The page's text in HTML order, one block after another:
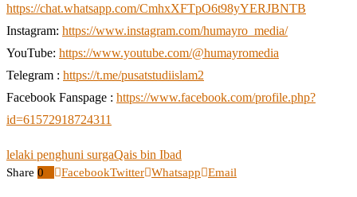
https://chat.whatsapp.com/CmhxXFTpO6t98yYERJBNTB
Instagram: https://www.instagram.com/humayro_media/
YouTube: https://www.youtube.com/@humayromedia
Telegram : https://t.me/pusatstudiislam2
Facebook Fanspage : https://www.facebook.com/profile.php?
id=61572918724311
lelaki penghuni surgaQais bin Ibad
Share 0 FacebookTwitter Whatsapp Email